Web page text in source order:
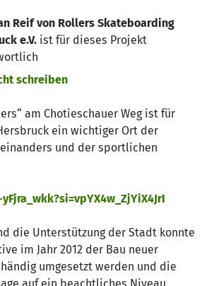
Reif von Rollers Skateboarding
e.V. ist für dieses Projekt
schreiben
am Chotieschauer Weg ist für
ein wichtiger Ort der
und der sportlichen
die Unterstützung der Stadt konnte
im Jahr 2012 der Bau neuer
umgesetzt werden und die